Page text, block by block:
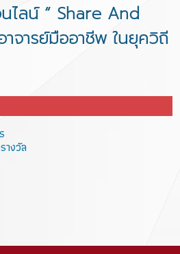
นไลน์ “ Share And
จารย์มืออาชีพ ในยุควิถี
างวัล